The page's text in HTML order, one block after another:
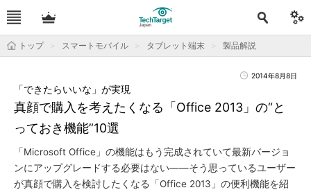
トップ スマートモバイル タブレット端末 製品解説
2014年8月8日
真顔で購入を考えたくなる「Office 2013」の“と
っておき機能”10選
「できたらいいな」が実現
「Microsoft Office」の機能はもう完成されていて最新バージョ
ンにアップグレードする必要はない――そう思っているユーザー
が真顔で購入を検討したくなる「Office 2013」の便利機能を紹